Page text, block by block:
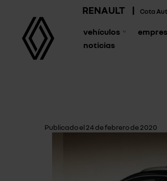
RENAULT | Cota
vehículos
noticias
Publicado el 24 de febrero de 2020